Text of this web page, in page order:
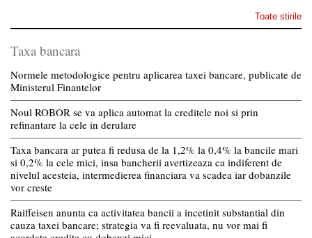
Toate stirile
Taxa bancara
Normele metodologice pentru aplicarea taxei bancare, publicate de
Ministerul Finantelor
Noul ROBOR se va aplica automat la creditele noi si prin
refinantare la cele in derulare
Taxa bancara ar putea fi redusa de la 1,2% la 0,4% la bancile mari
si 0,2% la cele mici, insa bancherii avertizeaza ca indiferent de
nivelul acesteia, intermedierea financiara va scadea iar dobanzile
vor creste
Raiffeisen anunta ca activitatea bancii a incetinit substantial din
cauza taxei bancare; strategia va fi reevaluata, nu vor mai fi